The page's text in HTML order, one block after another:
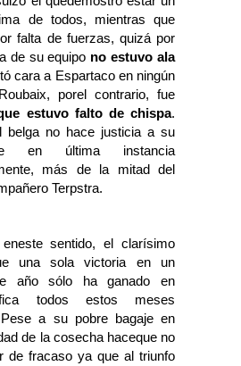
de todos, mientras que
falta de fuerzas, quizá por
de su equipo no estuvo ala
cara a Espartaco en ningún
porel contrario, fue
estuvo falto de chispa.
belga no hace justicia a su
en última instancia
más de la mitad del
Terpstra.
sentido, el clarísimo
una sola victoria en un
año sólo ha ganado en
todos estos meses
Pese a su pobre bagaje en
de la cosecha haceque no
de fracaso ya que al triunfo